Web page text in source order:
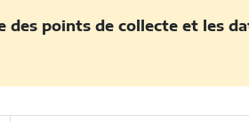
des points de collecte et les